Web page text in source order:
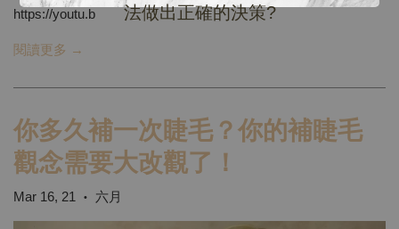
法做出正確的決策?
https://youtu.b
閱讀更多 →
你多久補一次睫毛？你的補睫毛
觀念需要大改觀了！
Mar 16, 21 • 六月